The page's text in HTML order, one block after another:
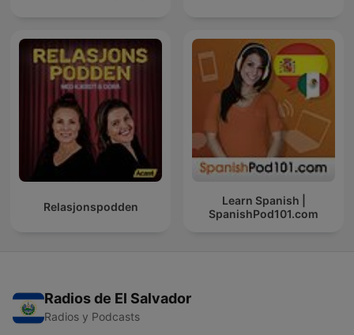
Relasjonspodden
Learn Spanish |
SpanishPod101.com
Radios de El Salvador
Radios y Podcasts